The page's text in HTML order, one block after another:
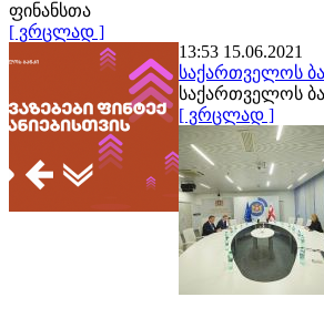
ფინანსთა
[ ვრცლად ]
13:53 15.06.2021
საქართველოს
საქართველოს
[ ვრცლად ]